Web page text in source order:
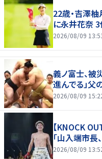
22歳・吉澤
に永井花奈
2026/08/09
義ノ富士、
進んでる」
2026/08/09
【KNOCK
「山入端市長
2026/08/09